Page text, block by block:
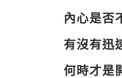
內心是否
有沒有迅
何時才是